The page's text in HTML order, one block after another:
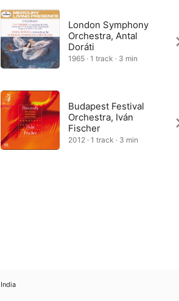
London Symphony
Orchestra, Antal
Doráti
1965 · 1 track · 3 min
Budapest Festival
Orchestra, Iván
Fischer
2012 · 1 track · 3 min
India